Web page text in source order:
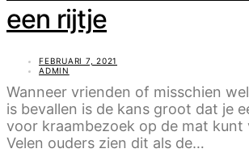
een rijtje
FEBRUARI 7, 2021
ADMIN
Wanneer vrienden of misschien
is bevallen is de kans groot dat je
voor kraambezoek op de mat kunt
Velen ouders zien dit als de…